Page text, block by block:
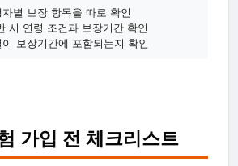
별 보장 항목을 따로 확인
시 연령 조건과 보장기간 확인
보장기간에 포함되는지 확인
가입 전 체크리스트